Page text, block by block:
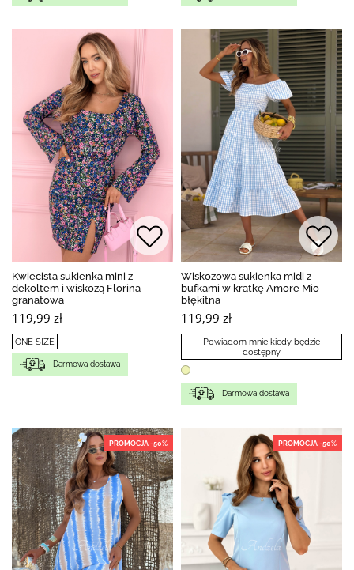
Kwiecista sukienka mini z
dekoltem i wiskozą Florina
granatowa
119,99 zł
ONE SIZE
Darmowa dostawa
Wiskozowa sukienka midi z
bufkami w kratkę Amore Mio
błękitna
119,99 zł
Powiadom mnie kiedy będzie
dostępny
Darmowa dostawa
PROMOCJA -50% PROMOCJA -50%